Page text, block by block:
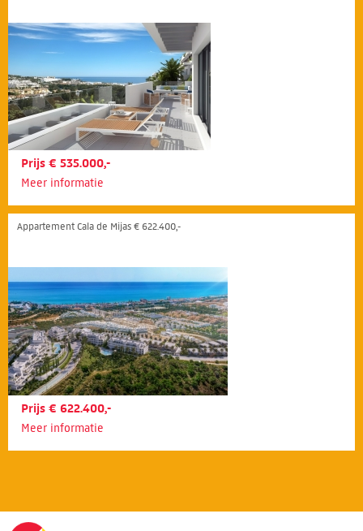
Prijs € 535.000,-
Meer informatie
Appartement Cala de Mijas € 622.400,-
Prijs € 622.400,-
Meer informatie